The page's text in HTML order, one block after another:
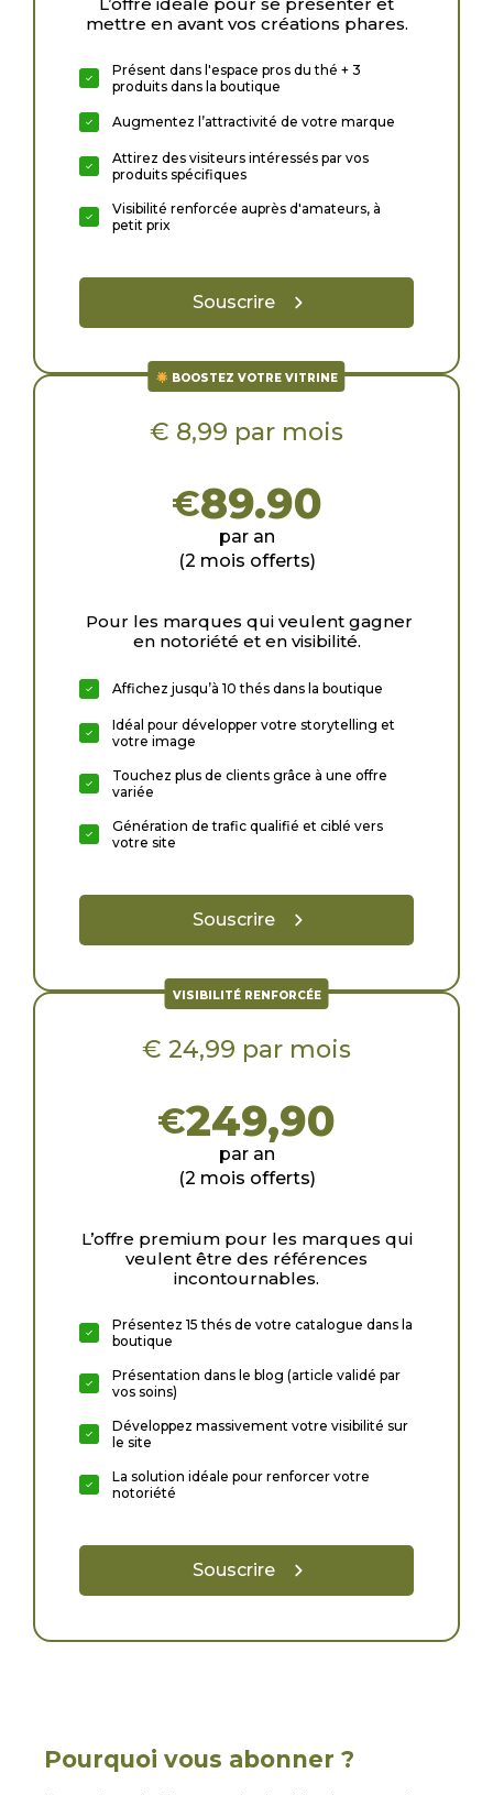
mettre en avant vos créations phares.
Présent dans l'espace pros du thé + 3
produits dans la boutique
Augmentez l’attractivité de votre marque
Attirez des visiteurs intéressés par vos
produits spécifiques
Visibilité renforcée auprès d'amateurs, à
petit prix
Souscrire
BOOSTEZ VOTRE VITRINE
€ 8,99 par mois
€89.90
par an
(2 mois offerts)
Pour les marques qui veulent gagner
en notoriété et en visibilité.
Affichez jusqu’à 10 thés dans la boutique
Idéal pour développer votre storytelling et
votre image
Touchez plus de clients grâce à une offre
variée
Génération de trafic qualifié et ciblé vers
votre site
Souscrire
VISIBILITÉ RENFORCÉE
€ 24,99 par mois
€249,90
par an
(2 mois offerts)
L’offre premium pour les marques qui
veulent être des références
incontournables.
Présentez 15 thés de votre catalogue dans la
boutique
Présentation dans le blog (article validé par
vos soins)
Développez massivement votre visibilité sur
le site
La solution idéale pour renforcer votre
notoriété
Souscrire
Pourquoi vous abonner ?